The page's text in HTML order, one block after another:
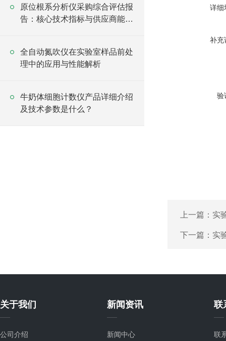
详细
补充
验
上一篇： 实
下一篇： 实
原位根系分析仪采购综合评估报
告：核心技术指标与供应商能力
全自动氮吹仪在实验室样品前处
理中的应用与性能解析
牛奶体细胞计数仪产品详细介绍
及技术参数是什么？
关于我们
公司介绍
新闻资讯
新闻中心
联
联